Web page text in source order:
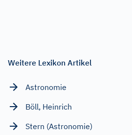
Weitere Lexikon Artikel
Astronomie
Böll, Heinrich
Stern (Astronomie)